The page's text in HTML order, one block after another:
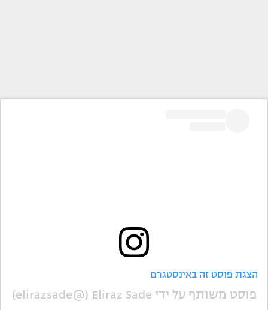
הצגת פוסט זה באינסטגרם
פוסט משותף על ידי ‏‎Eliraz Sade‎‏ (@‏‎elirazsade‎‏)